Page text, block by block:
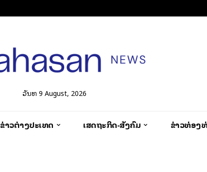
ວັນທີ 9 August, 2026
ຂ່າວຕ່າງປະເທດ ເສດຖະກິດ-ສັງຄົມ ຂ່າວທ່ອງ